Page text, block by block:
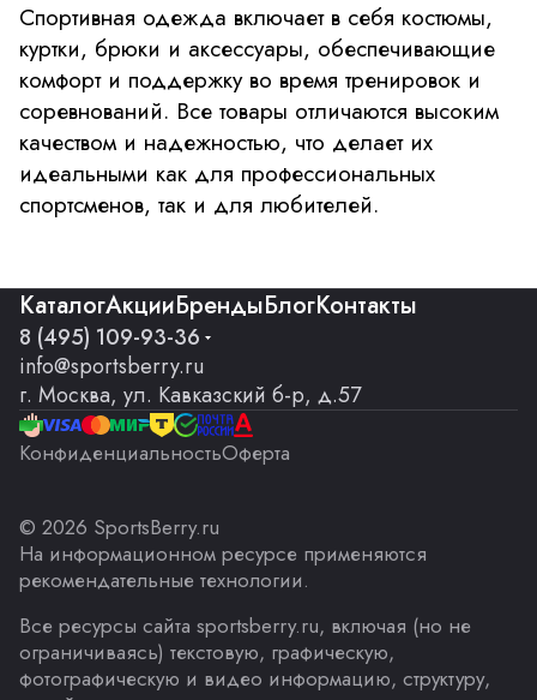
Спортивная одежда включает в себя костюмы,
куртки, брюки и аксессуары, обеспечивающие
комфорт и поддержку во время тренировок и
соревнований. Все товары отличаются высоким
качеством и надежностью, что делает их
идеальными как для профессиональных
спортсменов, так и для любителей.
КаталогАкцииБрендыБлогКонтакты
8 (495) 109-93-36
info@sportsberry.ru
г. Москва, ул. Кавказский б-р, д.57
КонфиденциальностьОферта
© 2026 SportsBerry.ru
На информационном ресурсе применяются
рекомендательные технологии.
Все ресурсы сайта sportsberry.ru, включая (но не
ограничиваясь) текстовую, графическую,
фотографическую и видео информацию, структуру,